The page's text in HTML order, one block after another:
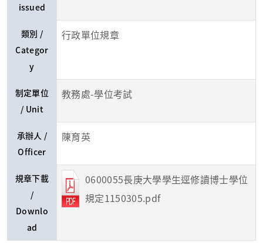
issued
類別 /
Categor
y
行政單位規章
制定單位
/ Unit
教務處-學位考試
承辦人 /
Officer
陳育英
規章下載
/
Downlo
ad
0600055長庚大學學生逕修讀博士學位
規定1150305.pdf